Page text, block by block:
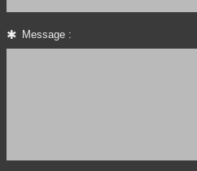
Message :